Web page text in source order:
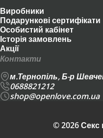
Виробники
Подарункові сертифікати
Особистий кабінет
Історія замовлень
Акції
Контакти
м.Тернопіль, Б-р
0688821212
shop@openlove.com.ua
© 2026